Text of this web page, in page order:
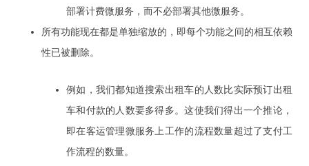
部署计费微服务，而不必部署其他微服务。
所有功能现在都是单独缩放的，即每个功能之间的相互依赖
性已被删除。
例如，我们都知道搜索出租车的人数比实际预订出租
车和付款的人数要多得多。这使我们得出一个推论，
即在客运管理微服务上工作的流程数量超过了支付工
作流程的数量。